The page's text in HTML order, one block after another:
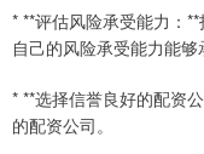
* **评估风险承受能力：
自己的风险承受能力能够
* **选择信誉良好的配资
的配资公司。